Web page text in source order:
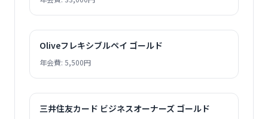
Oliveフレキシブルペイ ゴールド
年会費: 5,500円
三井住友カード ビジネスオーナーズ ゴールド